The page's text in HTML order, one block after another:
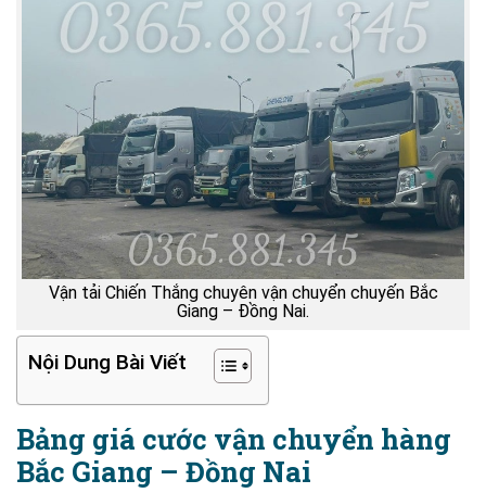
Vận tải Chiến Thắng chuyên vận chuyển chuyến Bắc
Giang – Đồng Nai.
Nội Dung Bài Viết
Bảng giá cước vận chuyển hàng
Bắc Giang – Đồng Nai